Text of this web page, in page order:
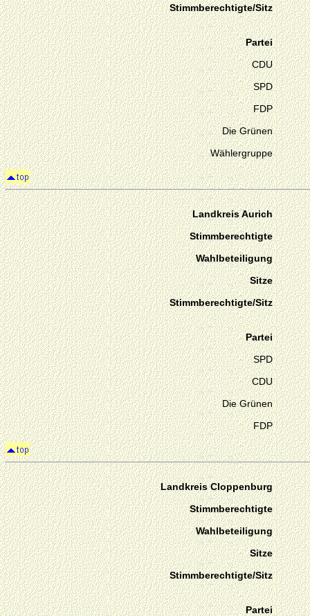
Stimmberechtigte/Sitz
Partei
CDU
SPD
FDP
Die Grünen
Wählergruppe
Landkreis Aurich
Stimmberechtigte
Wahlbeteiligung
Sitze
Stimmberechtigte/Sitz
Partei
SPD
CDU
Die Grünen
FDP
Landkreis Cloppenburg
Stimmberechtigte
Wahlbeteiligung
Sitze
Stimmberechtigte/Sitz
Partei